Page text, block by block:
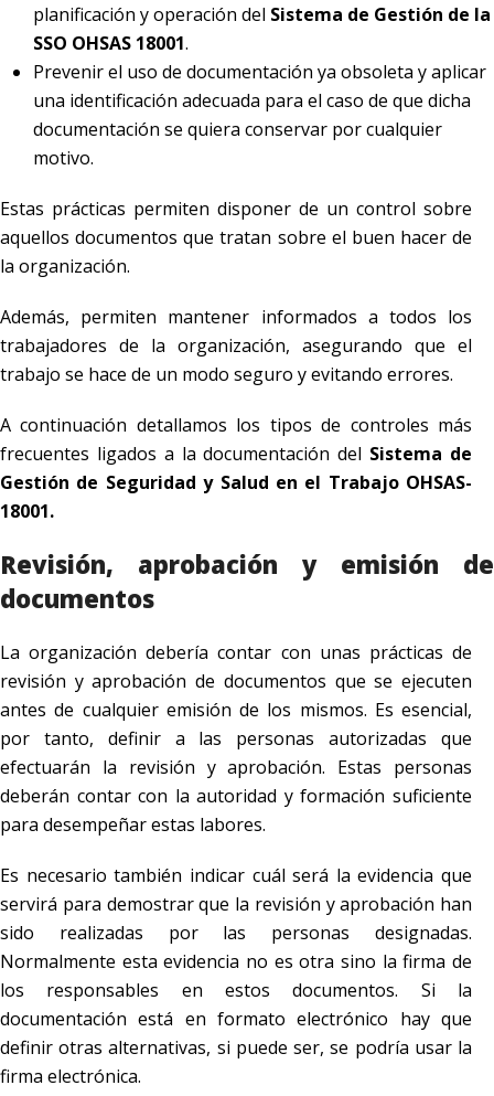
planificación y operación del Sistema de Gestión de la
SSO OHSAS 18001.
Prevenir el uso de documentación ya obsoleta y aplicar
una identificación adecuada para el caso de que dicha
documentación se quiera conservar por cualquier
motivo.
Estas prácticas permiten disponer de un control sobre
aquellos documentos que tratan sobre el buen hacer de
la organización.
Además, permiten mantener informados a todos los
trabajadores de la organización, asegurando que el
trabajo se hace de un modo seguro y evitando errores.
A continuación detallamos los tipos de controles más
frecuentes ligados a la documentación del Sistema de
Gestión de Seguridad y Salud en el Trabajo OHSAS-
18001.
Revisión, aprobación y emisión de
documentos
La organización debería contar con unas prácticas de
revisión y aprobación de documentos que se ejecuten
antes de cualquier emisión de los mismos. Es esencial,
por tanto, definir a las personas autorizadas que
efectuarán la revisión y aprobación. Estas personas
deberán contar con la autoridad y formación suficiente
para desempeñar estas labores.
Es necesario también indicar cuál será la evidencia que
servirá para demostrar que la revisión y aprobación han
sido realizadas por las personas designadas.
Normalmente esta evidencia no es otra sino la firma de
los responsables en estos documentos. Si la
documentación está en formato electrónico hay que
definir otras alternativas, si puede ser, se podría usar la
firma electrónica.